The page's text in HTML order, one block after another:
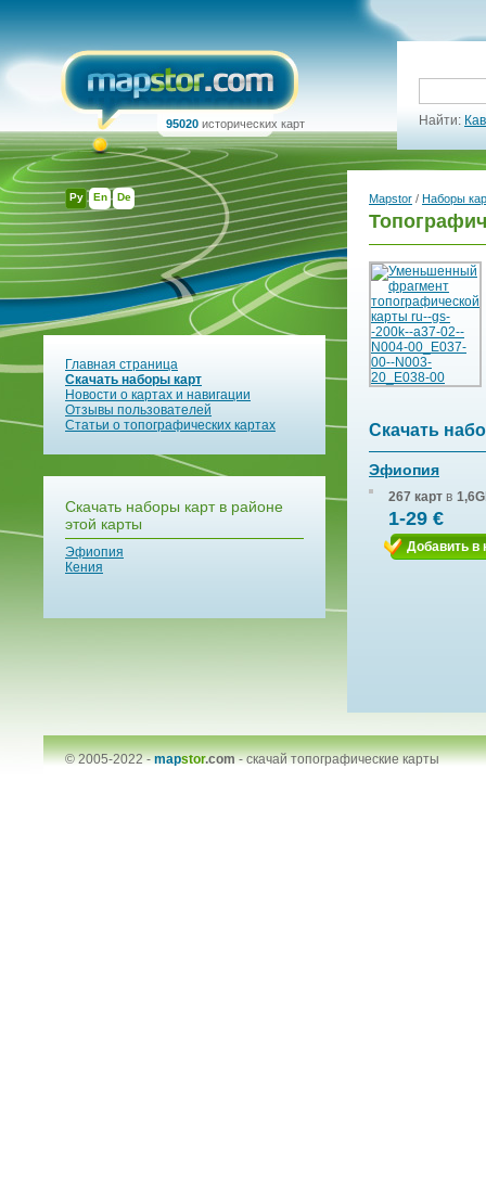
Ру En De
95020 исторических карт Найти:
Главная страница
Скачать наборы карт
Новости о картах и навигации
Отзывы пользователей
Статьи о топографических картах
Скачать наборы карт в районе
этой карты
Эфиопия
Кения
Mapstor / Наборы
Скачать
Эфиопия
267 карт в
1-29 €
Добавить в
© 2005-2022 -mapstor.com-скачай топографические карты